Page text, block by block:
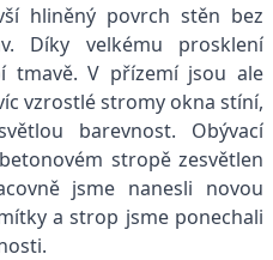
hliněný povrch stěn bez
Díky velkému prosklení
tmavě. V přízemí jsou ale
vzrostlé stromy okna stíní,
barevnost. Obývací
stropě zesvětlen
jsme nanesli novou
a strop jsme ponechali